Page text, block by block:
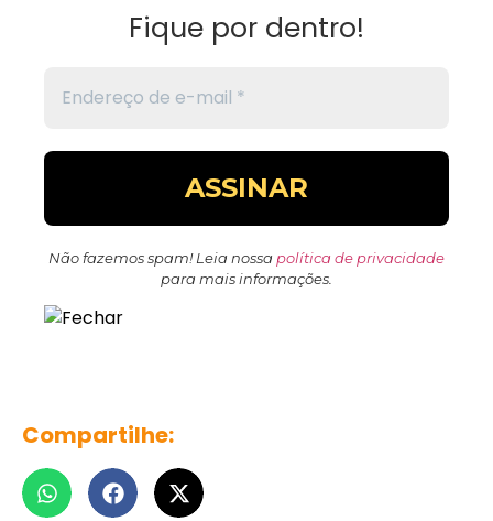
Fique por dentro!
Não fazemos spam! Leia nossa política de privacidade
para mais informações.
Compartilhe: